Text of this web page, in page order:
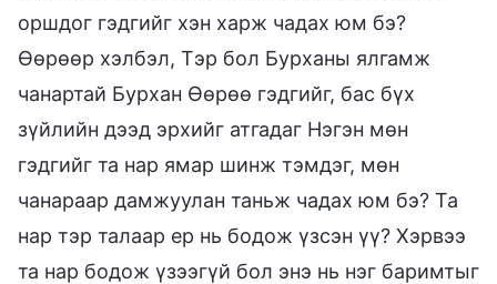
оршдог гэдгийг хэн харж чадах юм бэ?
Өөрөөр хэлбэл, Тэр бол Бурханы ялгамж
чанартай Бурхан Өөрөө гэдгийг, бас бүх
зүйлийн дээд эрхийг атгадаг Нэгэн мөн
гэдгийг та нар ямар шинж тэмдэг, мөн
чанараар дамжуулан таньж чадах юм бэ? Та
нар тэр талаар ер нь бодож үзсэн үү? Хэрвээ
та нар бодож үзээгүй бол энэ нь нэг баримтыг